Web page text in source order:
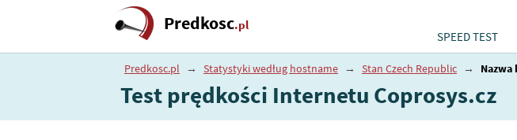
Predkosc.pl
SPEED TEST
Predkosc.pl → Statystyki według hostname → Stan Czech Republic → Nazwa
Test prędkości Internetu Coprosys.cz